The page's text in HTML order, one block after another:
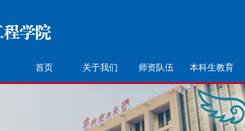
首页 关于我们 师资队伍 本科生教育